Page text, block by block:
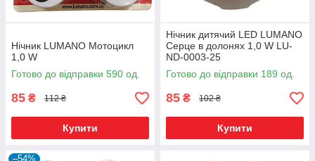
Нічник LUMANO Мотоцикл
1,0 W
Готово до відправки 590 од.
85 ₴ 112 ₴
Купити
Нічник дитячий LED LUMANO
Серце в долонях 1,0 W LU-
ND-0003-25
Готово до відправки 189 од.
85 ₴ 102 ₴
Купити
–54%